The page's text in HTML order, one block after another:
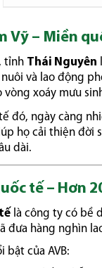
Vỹ – Miền
, tỉnh Thái Nguyên
và lao động
vòng xoáy mưu
đó, ngày càng
họ cải thiện đời
dài.
tế – Hơn
là công ty có bề
đưa hàng nghìn
bật của AVB: